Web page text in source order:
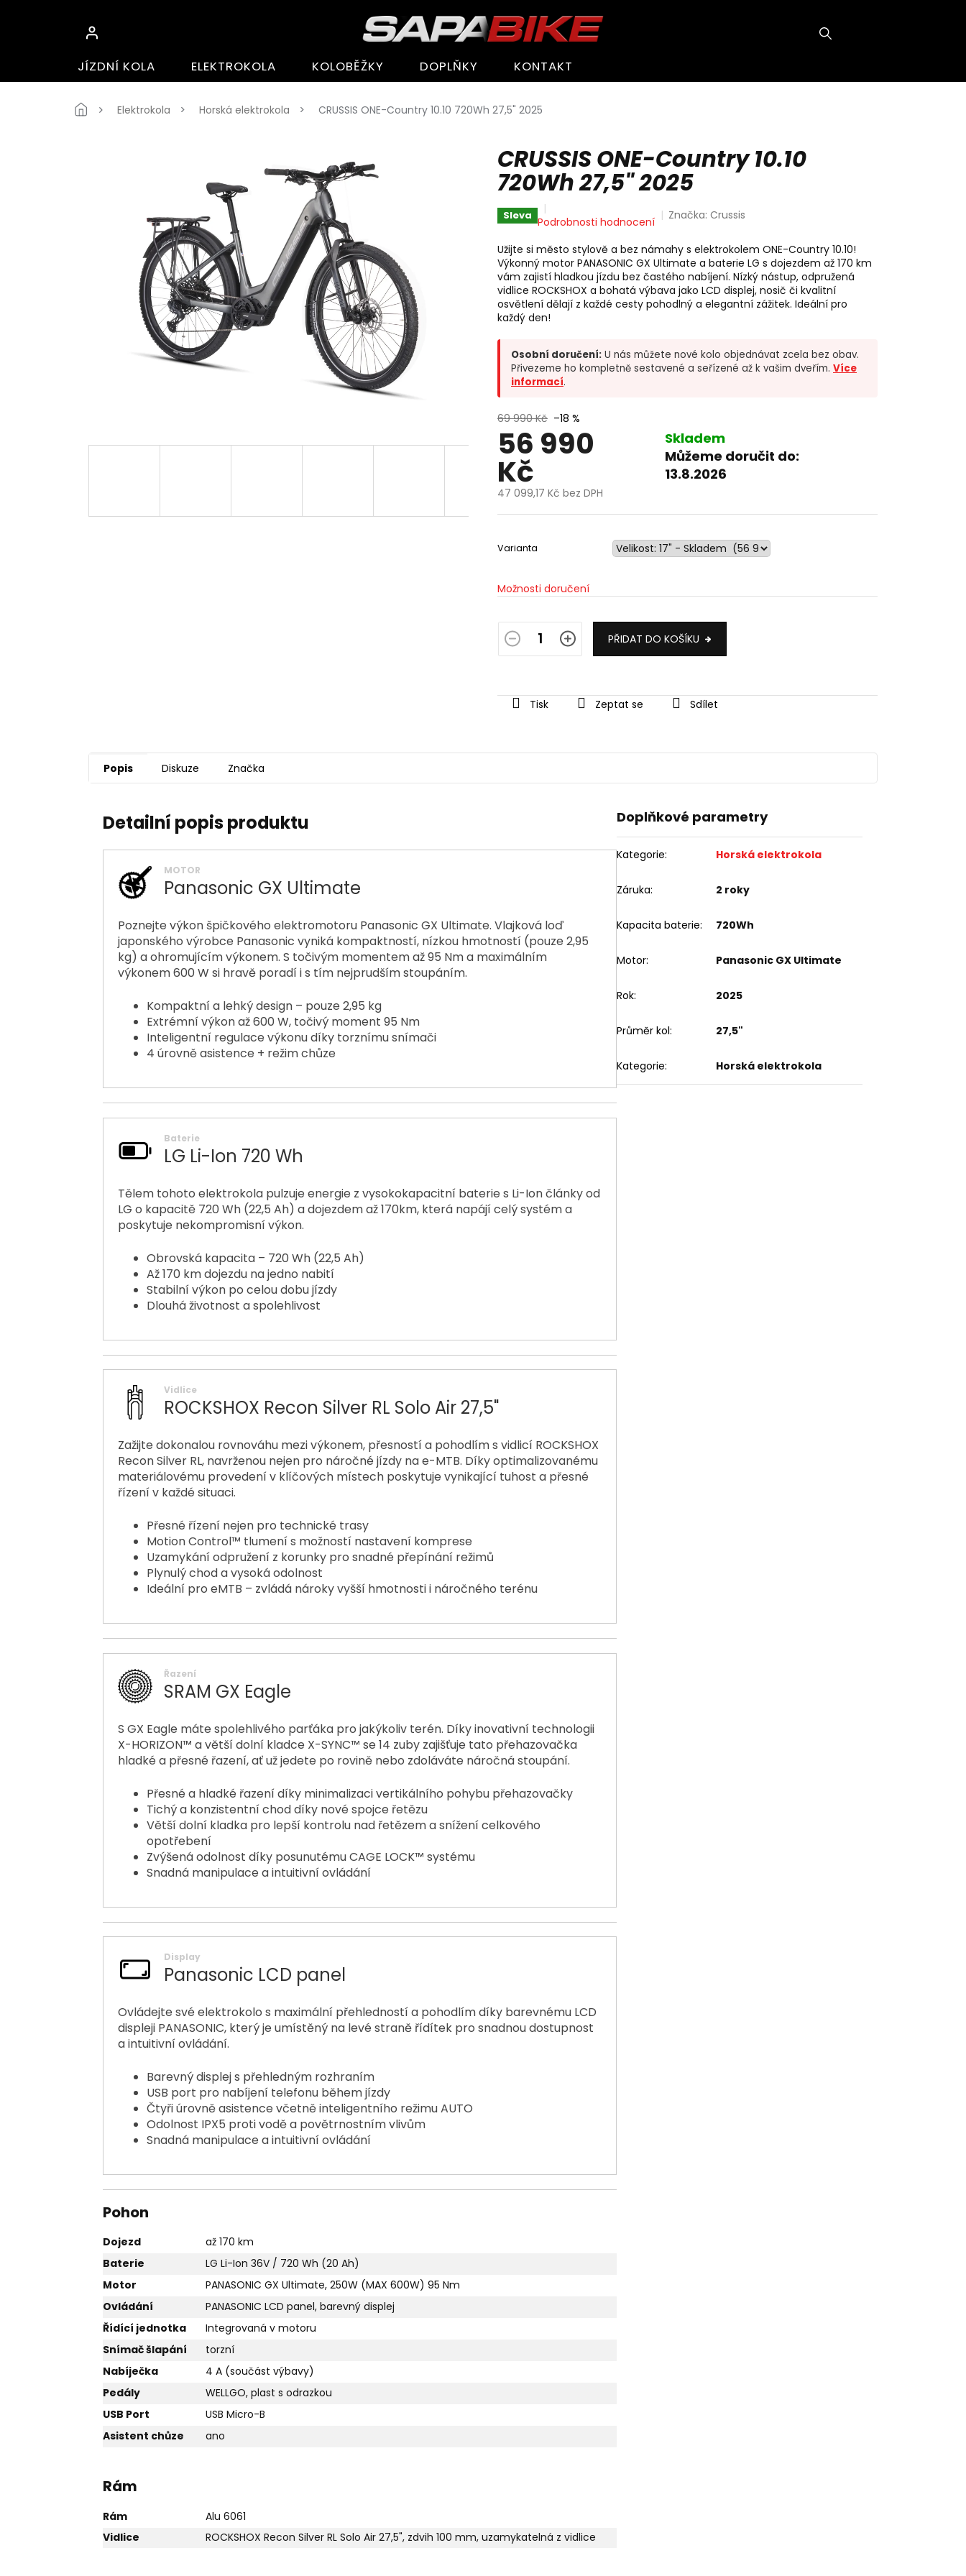
JÍZDNÍ KOLA ELEKTROKOLA KOLOBĚŽKY DOPLŇKY KONTAKT
DomůElektrokola Horská elektrokola CRUSSIS ONE-Country 10.10 720Wh 27,5" 2025
CRUSSIS ONE-Country 10.10
720Wh 27,5" 2025
Sleva Průměrné
produktu
je
0,0
z
5
hvězdiček.
Podrobnosti hodnocení Značka:Crussis
Užijte si město stylově a bez námahy s elektrokolem ONE-Country 10.10!
Výkonný motor PANASONIC GX Ultimate a baterie LG s dojezdem až 170 km
vám zajistí hladkou jízdu bez častého nabíjení. Nízký nástup, odpružená
vidlice ROCKSHOX a bohatá výbava jako LCD displej, nosič či kvalitní
osvětlení dělají z každé cesty pohodlný a elegantní zážitek. Ideální pro
každý den!
Osobní doručení: U nás můžete nové kolo objednávat zcela bez obav.
Přivezeme ho kompletně sestavené a seřízené až k vašim dveřím. Více
informací.
69 990 Kč –18 %
56 990
Kč
Skladem
Můžeme doručit do:
13.8.2026
47 099,17 Kč bez DPH
Měrná
Varianta
Možnosti doručení
PŘIDAT DO KOŠÍKU
Tisk Zeptat se Sdílet
Popis Diskuze Značka
Detailní popis produktu
MOTOR
Panasonic GX Ultimate
Poznejte výkon špičkového elektromotoru Panasonic GX Ultimate. Vlajková loď
japonského výrobce Panasonic vyniká kompaktností, nízkou hmotností (pouze 2,95
kg) a ohromujícím výkonem. S točivým momentem až 95 Nm a maximálním
výkonem 600 W si hravě poradí i s tím nejprudším stoupáním.
Kompaktní a lehký design – pouze 2,95 kg
Extrémní výkon až 600 W, točivý moment 95 Nm
Inteligentní regulace výkonu díky torznímu snímači
4 úrovně asistence + režim chůze
Baterie
LG Li-Ion 720 Wh
Tělem tohoto elektrokola pulzuje energie z vysokokapacitní baterie s Li-Ion články od
LG o kapacitě 720 Wh (22,5 Ah) a dojezdem až 170km, která napájí celý systém a
poskytuje nekompromisní výkon.
Obrovská kapacita – 720 Wh (22,5 Ah)
Až 170 km dojezdu na jedno nabití
Stabilní výkon po celou dobu jízdy
Dlouhá životnost a spolehlivost
Vidlice
ROCKSHOX Recon Silver RL Solo Air 27,5"
Zažijte dokonalou rovnováhu mezi výkonem, přesností a pohodlím s vidlicí ROCKSHOX
Recon Silver RL, navrženou nejen pro náročné jízdy na e-MTB. Díky optimalizovanému
materiálovému provedení v klíčových místech poskytuje vynikající tuhost a přesné
řízení v každé situaci.
Přesné řízení nejen pro technické trasy
Motion Control™ tlumení s možností nastavení komprese
Uzamykání odpružení z korunky pro snadné přepínání režimů
Plynulý chod a vysoká odolnost
Ideální pro eMTB – zvládá nároky vyšší hmotnosti i náročného terénu
Řazení
SRAM GX Eagle
S GX Eagle máte spolehlivého parťáka pro jakýkoliv terén. Díky inovativní technologii
X-HORIZON™ a větší dolní kladce X-SYNC™ se 14 zuby zajišťuje tato přehazovačka
hladké a přesné řazení, ať už jedete po rovině nebo zdoláváte náročná stoupání.
Přesné a hladké řazení díky minimalizaci vertikálního pohybu přehazovačky
Tichý a konzistentní chod díky nové spojce řetězu
Větší dolní kladka pro lepší kontrolu nad řetězem a snížení celkového
opotřebení
Zvýšená odolnost díky posunutému CAGE LOCK™ systému
Snadná manipulace a intuitivní ovládání
Display
Panasonic LCD panel
Ovládejte své elektrokolo s maximální přehledností a pohodlím díky barevnému LCD
displeji PANASONIC, který je umístěný na levé straně řídítek pro snadnou dostupnost
a intuitivní ovládání.
Barevný displej s přehledným rozhraním
USB port pro nabíjení telefonu během jízdy
Čtyři úrovně asistence včetně inteligentního režimu AUTO
Odolnost IPX5 proti vodě a povětrnostním vlivům
Snadná manipulace a intuitivní ovládání
Pohon
Dojezd
až 170 km
Baterie
LG Li-Ion 36V / 720 Wh (20 Ah)
Motor
PANASONIC GX Ultimate, 250W (MAX 600W) 95 Nm
Ovládání
PANASONIC LCD panel, barevný displej
Řídící jednotka
Integrovaná v motoru
Snímač šlapání
torzní
Nabíječka
4 A (součást výbavy)
Pedály
WELLGO, plast s odrazkou
USB Port
USB Micro-B
Asistent chůze
ano
Rám
Rám
Alu 6061
Vidlice
ROCKSHOX Recon Silver RL Solo Air 27,5", zdvih 100 mm, uzamykatelná z vidlice
Doplňkové parametry
Kategorie: Horská elektrokola
Záruka: 2 roky
Kapacita baterie: 720Wh
Motor: Panasonic GX Ultimate
Rok: 2025
Průměr kol: 27,5"
Kategorie: Horská elektrokola